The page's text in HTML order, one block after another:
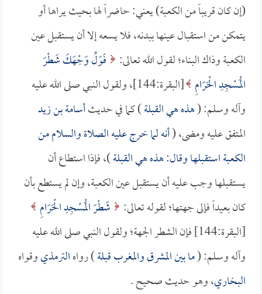
(إن كان قريباً من الكعبة) يعني: حاضراً لها بحيث يراها أو
يتمكن من استقبال عينها ببدنه، فلا يسعه إلا أن يستقبل عين
الكعبة وذاك البناء؛ لقول الله تعالى:
فَوَلِّ وَجْهَكَ شَطْرَ
الْمَسْجِدِ الْحَرَامِ
[البقرة:144]، ولقول النبي صلى الله عليه
وآله وسلم: (هذه هي القبلة) كما في حديثأسامة بن زيد
المتفق عليه ومضى، (أنه لما خرج عليه الصلاة والسلام من
الكعبة استقبلها وقال: هذه هي القبلة)، فإذا استطاع أن
يستقبلها وجب عليه أن يستقبل عين الكعبة، وإن لم يستطع بأن
كان بعيداً فإلى جهتها؛ لقوله تعالى:
شَطْرَ الْمَسْجِدِ الْحَرَامِ
[البقرة:144] فإن الشطر الجهة؛ ولقول النبي صلى الله عليه
وآله وسلم: (ما بين المشرق والمغرب قبلة) رواهالترمذيوقواه
البخاري، وهو حديث صحيح .